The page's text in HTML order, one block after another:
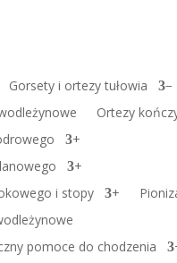
Gorsety i ortezy tułowia
−
Ortezy
+
+
i stopy
+
pomoce do chodzenia